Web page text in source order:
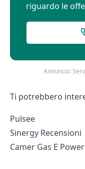
riguardo le
Annuncio:
Ti potrebbero
Pulsee
Sinergy Recensioni
Camer Gas E